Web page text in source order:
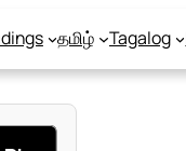
தமிழ் Tagalog